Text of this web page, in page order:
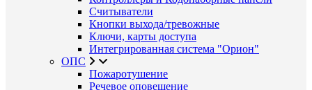
Считыватели
Кнопки выхода/тревожные
Ключи, карты доступа
Интегрированная система "Орион"
ОПС
Пожаротушение
Речевое оповещение